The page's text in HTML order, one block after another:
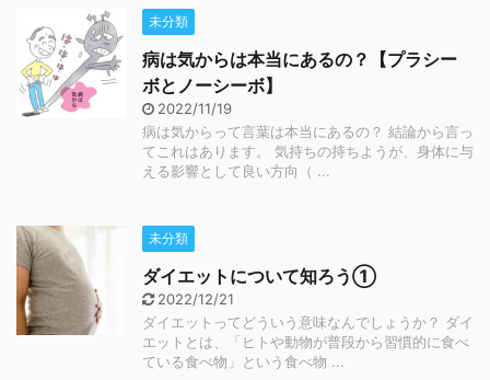
未分類
病は気からは本当にあるの？【プラシー
ボとノーシーボ】
2022/11/19
病は気からって言葉は本当にあるの？ 結論から言っ
てこれはあります。 気持ちの持ちようが、身体に与
える影響として良い方向（ ...
未分類
ダイエットについて知ろう①
2022/12/21
ダイエットってどういう意味なんでしょうか？ ダイ
エットとは、「ヒトや動物が普段から習慣的に食べ
ている食べ物」という食べ物 ...